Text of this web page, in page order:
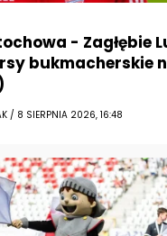
- Zagłębie
bukmacherskie
/ 8 SIERPNIA 2026, 16:48